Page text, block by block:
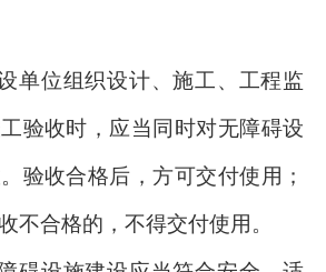
单位组织设计、施工、工程监
验收时，应当同时对无障碍设
验收合格后，方可交付使用；
不合格的，不得交付使用。